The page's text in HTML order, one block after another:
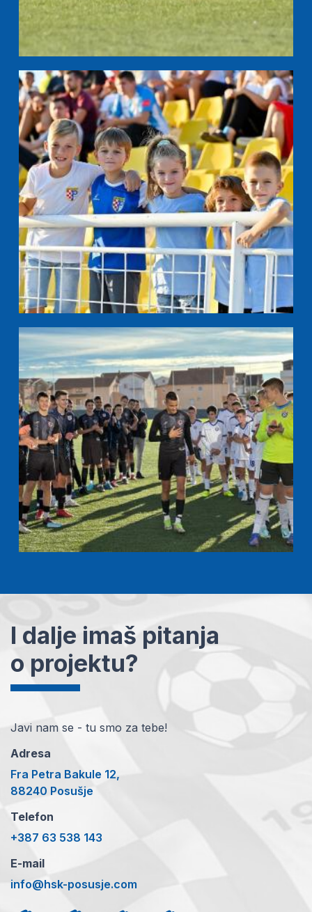
I dalje imaš pitanja
o projektu?
Javi nam se - tu smo za tebe!
Adresa
Fra Petra Bakule 12,
88240 Posušje
Telefon
+387 63 538 143
E-mail
info@hsk-posusje.com